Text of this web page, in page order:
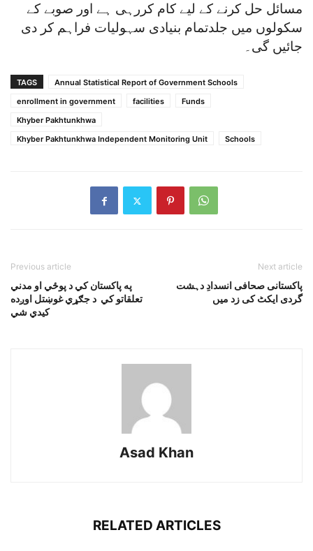
مسائل حل کرنے کے لیے کام کررہی ہے اور صوبے کے
سکولوں میں جلدتمام بنیادی سہولیات فراہم کر دی
جائیں گی۔
TAGS
Annual Statistical Report of Government Schools
enrollment in government
facilities
Funds
Khyber Pakhtunkhwa
Khyber Pakhtunkhwa Independent Monitoring Unit
Schools
Previous article
په پاکستان کي د پوځي او مدني
تعلقاتو کي د جګړي غوښتل اوږده
کيدي شي
Next article
پاکستانی صحافی انسدادِ دہشت
گردی ایکٹ کی زد میں
Asad Khan
RELATED ARTICLES